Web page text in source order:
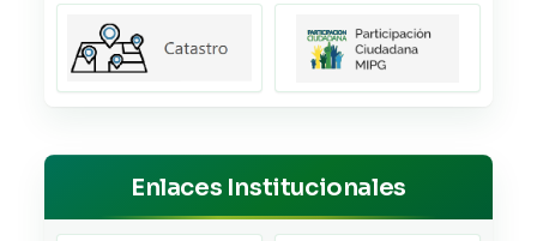
Enlaces Institucionales